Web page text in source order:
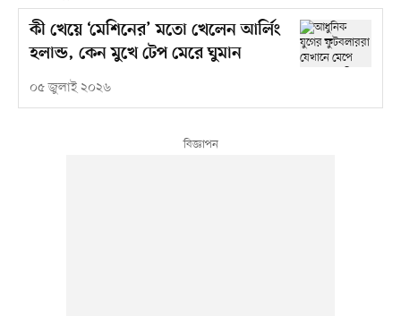
কী খেয়ে ‘মেশিনের’ মতো খেলেন আর্লিং
হলান্ড, কেন মুখে টেপ মেরে ঘুমান
০৫ জুলাই ২০২৬